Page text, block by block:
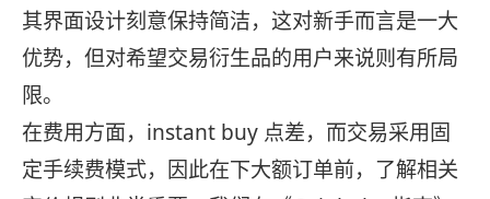
其界面设计刻意保持简洁，这对新手而言是一大
优势，但对希望交易衍生品的用户来说则有所局
限。
在费用方面，instant buy 点差，而交易采用固
定手续费模式，因此在下大额订单前，了解相关